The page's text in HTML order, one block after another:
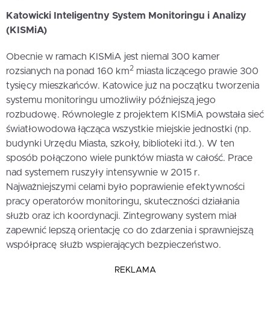
Katowicki Inteligentny System Monitoringu i Analizy
(KISMiA)
Obecnie w ramach KISMiA jest niemal 300 kamer
rozsianych na ponad 160 km2 miasta liczącego prawie 300
tysięcy mieszkańców. Katowice już na początku tworzenia
systemu monitoringu umożliwiły późniejszą jego
rozbudowę. Równolegle z projektem KISMiA powstała sieć
światłowodowa łącząca wszystkie miejskie jednostki (np.
budynki Urzędu Miasta, szkoły, biblioteki itd.). W ten
sposób połączono wiele punktów miasta w całość. Prace
nad systemem ruszyły intensywnie w 2015 r.
Najważniejszymi celami było poprawienie efektywności
pracy operatorów monitoringu, skuteczności działania
służb oraz ich koordynacji. Zintegrowany system miał
zapewnić lepszą orientację co do zdarzenia i sprawniejszą
współpracę służb wspierających bezpieczeństwo.
REKLAMA